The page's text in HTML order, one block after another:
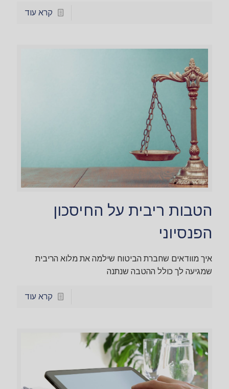
קרא עוד
הטבות ריבית על החיסכון
הפנסיוני
איך מוודאים שחברת הביטוח שילמה את מלוא הריבית
שמגיעה לך כולל ההטבה שנתנה
קרא עוד